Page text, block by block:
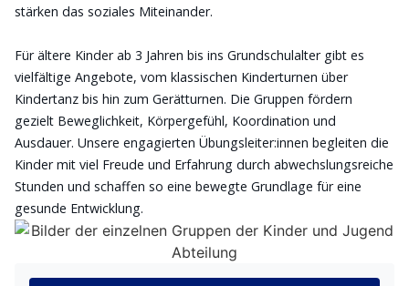
stärken das soziales Miteinander.
Für ältere Kinder ab 3 Jahren bis ins Grundschulalter gibt es
vielfältige Angebote, vom klassischen Kinderturnen über
Kindertanz bis hin zum Gerätturnen. Die Gruppen fördern
gezielt Beweglichkeit, Körpergefühl, Koordination und
Ausdauer. Unsere engagierten Übungsleiter:innen begleiten die
Kinder mit viel Freude und Erfahrung durch abwechslungsreiche
Stunden und schaffen so eine bewegte Grundlage für eine
gesunde Entwicklung.